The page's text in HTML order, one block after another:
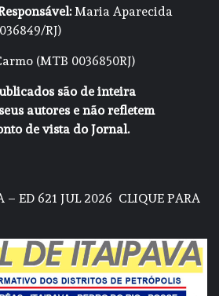
Maria Aparecida
RJ)
(MTB 0036850RJ)
são de inteira
autores e não refletem
de vista do Jornal.
– ED 621 JUL 2026 CLIQUE PARA